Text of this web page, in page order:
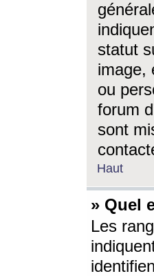
statut
image,
ou
forum
sont
Haut
» Quel
Les